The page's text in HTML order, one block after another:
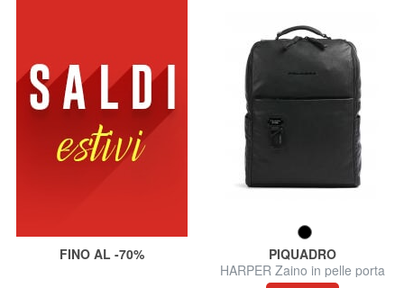
FINO AL -70%
PIQUADRO
HARPER Zaino in pelle porta